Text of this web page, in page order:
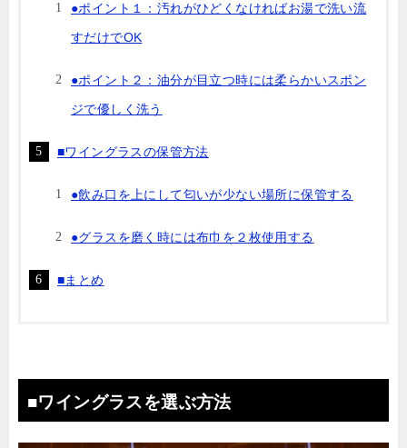
●ポイント１：汚れがひどくなければお湯で洗い流
すだけでOK
●ポイント２：油分が目立つ時には柔らかいスポン
ジで優しく洗う
■ワイングラスの保管方法
●飲み口を上にして匂いが少ない場所に保管する
●グラスを磨く時には布巾を２枚使用する
■まとめ
■ワイングラスを選ぶ方法